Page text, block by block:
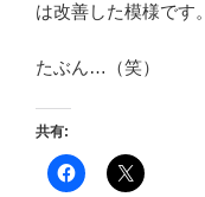
は改善した模様です。
たぶん…（笑）
共有: